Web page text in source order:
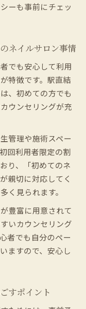
約と来店マナー
で気をつける
えたい来店マ
ネイルサロン予
ン来店ルールを
べき立川駅の予
駅で見つける方
サロンを見極
るネイルサロン
で重要なポイン
ーも事前にチェッ
ネイルサロン事情
でも安心して利用
特徴です。駅直結
、初めての方でも
ウンセリングが充
管理や施術スペー
回利用者限定の割
り、「初めてのネ
親切に対応してく
く見られます。
豊富に用意されて
いカウンセリング
者でも自分のペー
ますので、安心し
すポイント